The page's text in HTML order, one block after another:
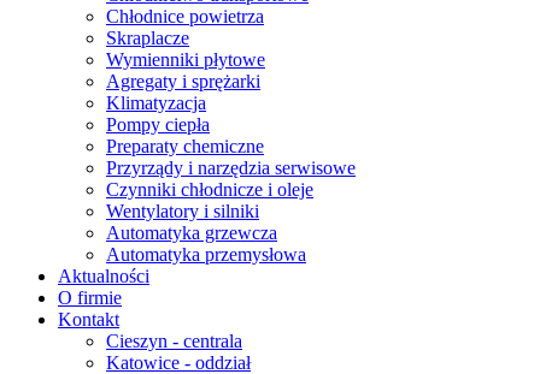
Chłodnice powietrza
Skraplacze
Wymienniki płytowe
Agregaty i sprężarki
Klimatyzacja
Pompy ciepła
Preparaty chemiczne
Przyrządy i narzędzia serwisowe
Czynniki chłodnicze i oleje
Wentylatory i silniki
Automatyka grzewcza
Automatyka przemysłowa
Aktualności
O firmie
Kontakt
Cieszyn - centrala
Katowice - oddział